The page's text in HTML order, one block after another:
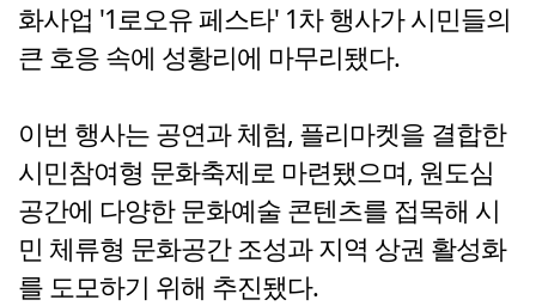
화사업 '1로오유 페스타' 1차 행사가 시민들의
큰 호응 속에 성황리에 마무리됐다.
이번 행사는 공연과 체험, 플리마켓을 결합한
시민참여형 문화축제로 마련됐으며, 원도심
공간에 다양한 문화예술 콘텐츠를 접목해 시
민 체류형 문화공간 조성과 지역 상권 활성화
를 도모하기 위해 추진됐다.